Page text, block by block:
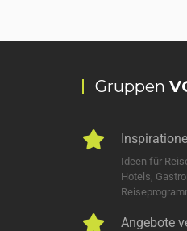
Gruppen
Ideen für
Hotels,
Angebote